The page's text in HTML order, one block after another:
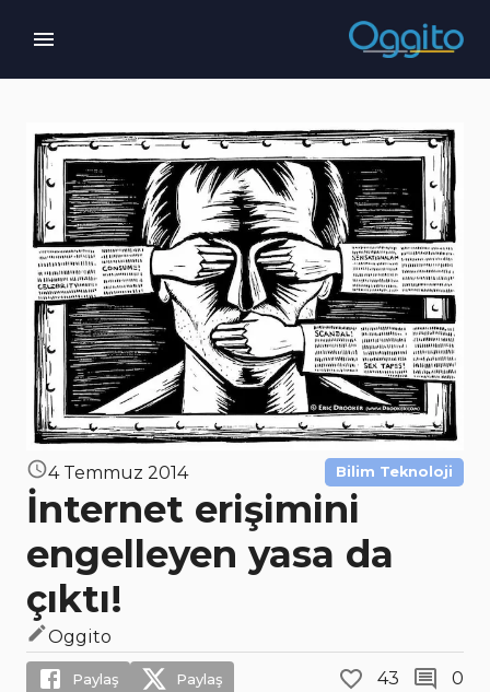
4 Temmuz 2014 Bilim Teknoloji
İnternet erişimini
engelleyen yasa da
çıktı!
Oggito
Paylaş Paylaş 43
0